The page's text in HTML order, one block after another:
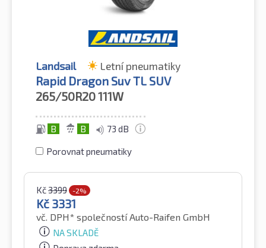
Landsail Letní pneumatiky
Rapid Dragon Suv TL SUV
265/50R20111W
B B 73 dB
Porovnat pneumatiky
Kč3399 -2%
Kč 3331
vč. DPH* společností Auto-Raifen GmbH
NA SKLADĚ